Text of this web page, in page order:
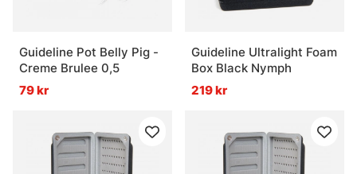
Guideline Pot Belly Pig -
Creme Brulee 0,5
79 kr
Guideline Ultralight Foam
Box Black Nymph
219 kr